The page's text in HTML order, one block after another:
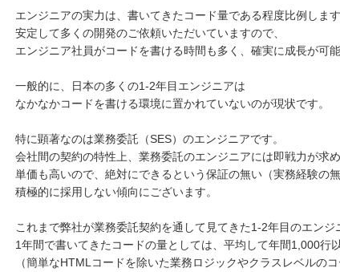
エンジニアの実力は、書いてきたコード量である程度比例します
安定して多くの開発のご依頼いただいていますので、
エンジニア社員がコードを書ける時間も多く、確実に成長が可能
一般的に、日本の多くの1-2年目エンジニアは
なかなかコードを書ける環境に置かれていないのが現状です。
特に顕著なのは業務委託（SES）のエンジニアです。
会社間の契約の特性上、業務委託のエンジニアには即戦力が求め
単価も高いので、絶対にできるという保証の無い（実務経験の
積極的に採用しない傾向にございます。
これまで弊社が業務委託契約を通して見てきた1-2年目のエンジ
1年間で書いてきたコードの量としては、平均して年間1,000行
（簡単なHTMLコードを除いた業務ロジックやクラスレベルの